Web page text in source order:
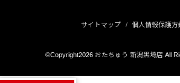
サイトマップ 個人情報保護方
©Copyright2026 おたちゅう 新潟黒埼店 .All